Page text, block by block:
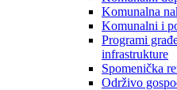
Komunalna
Komunalni i
Programi
infrastrukture
Spomenička
Održivo